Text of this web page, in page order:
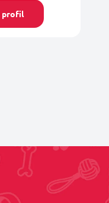
profil